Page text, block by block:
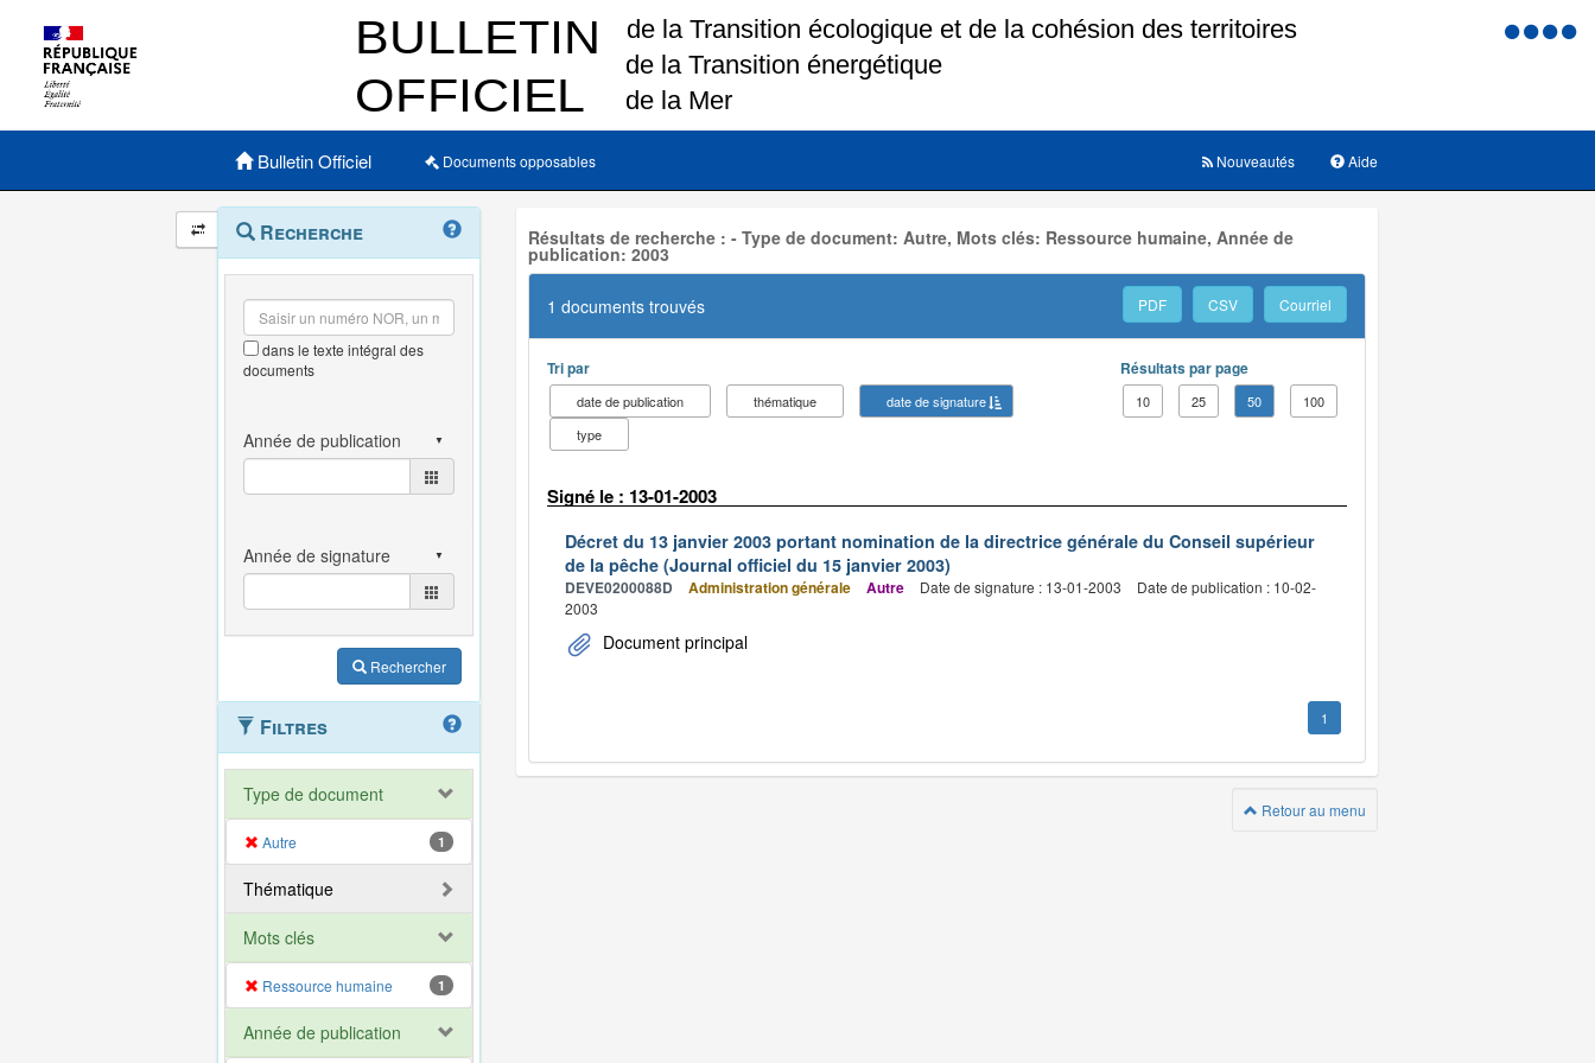
Menu
Menu principal
Bulletin Officiel Documents opposables Aide
Nouveautés
Navigation
et
outils
annexes
Menu
contextuel
Recherche
dans le texte intégral des
documents
Rechercher
Filtres
Type de document
Autre 1
Thématique
Mots clés
Ressource humaine 1
Année de publication
Résultats de recherche : - Type de document: Autre, Mots clés: Ressource humaine, Année de
publication: 2003
1 documents trouvés PDF CSV Courriel
Tri par
date de publication thématique
date de signature
type
Résultats par page
10 25 50 100
Signé le : 13-01-2003
Décret du 13 janvier 2003 portant nomination de la directrice générale du Conseil supérieur
de la pêche (Journal officiel du 15 janvier 2003)
DEVE0200088D Administration générale Autre Date de signature : 13-01-2003
Date de publication : 10-02-
2003
Document principal
1
Retour au menu